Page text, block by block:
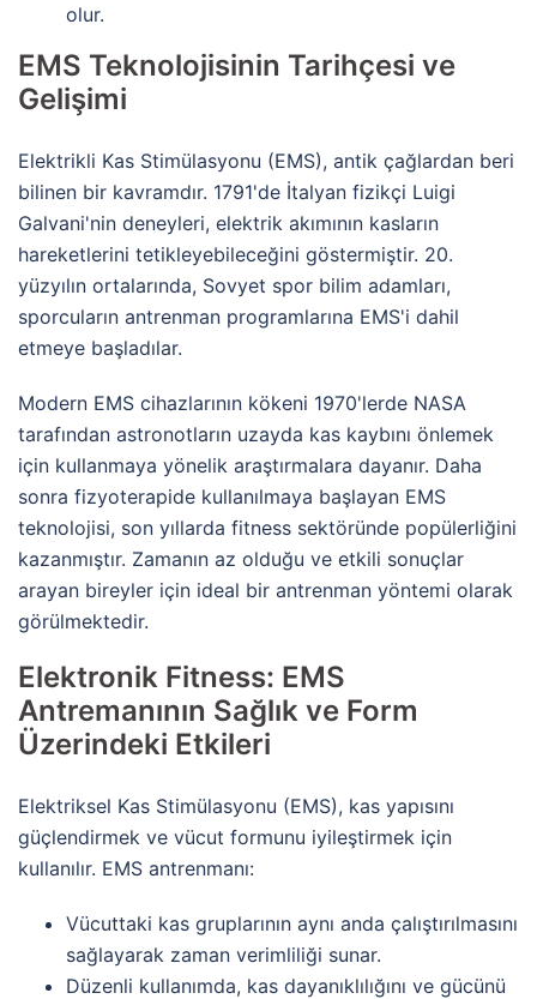
olur.
EMS Teknolojisinin Tarihçesi ve
Gelişimi
Elektrikli Kas Stimülasyonu (EMS), antik çağlardan beri
bilinen bir kavramdır. 1791'de İtalyan fizikçi Luigi
Galvani'nin deneyleri, elektrik akımının kasların
hareketlerini tetikleyebileceğini göstermiştir. 20.
yüzyılın ortalarında, Sovyet spor bilim adamları,
sporcuların antrenman programlarına EMS'i dahil
etmeye başladılar.
Modern EMS cihazlarının kökeni 1970'lerde NASA
tarafından astronotların uzayda kas kaybını önlemek
için kullanmaya yönelik araştırmalara dayanır. Daha
sonra fizyoterapide kullanılmaya başlayan EMS
teknolojisi, son yıllarda fitness sektöründe popülerliğini
kazanmıştır. Zamanın az olduğu ve etkili sonuçlar
arayan bireyler için ideal bir antrenman yöntemi olarak
görülmektedir.
Elektronik Fitness: EMS
Antremanının Sağlık ve Form
Üzerindeki Etkileri
Elektriksel Kas Stimülasyonu (EMS), kas yapısını
güçlendirmek ve vücut formunu iyileştirmek için
kullanılır. EMS antrenmanı:
Vücuttaki kas gruplarının aynı anda çalıştırılmasını
sağlayarak zaman verimliliği sunar.
Düzenli kullanımda, kas dayanıklılığını ve gücünü